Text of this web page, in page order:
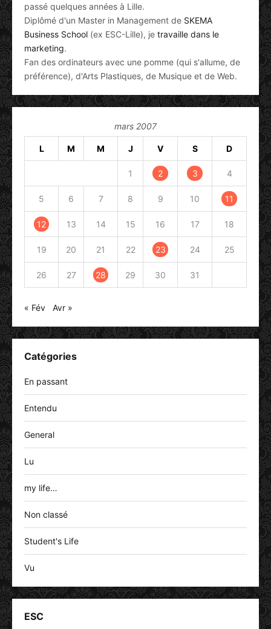
passé quelques années à Lille.
Diplômé d'un Master in Management de SKEMA
Business School (ex ESC-Lille), je travaille dans le
marketing.
Fan des ordinateurs avec une pomme (qui s'allume, de
préférence), d'Arts Plastiques, de Musique et de Web.
mars 2007
L M M J V S D
1 2 3 4
5 6 7 8 9 10 11
12 13 14 15 16 17 18
19 20 21 22 23 24 25
26 27 28 29 30 31
« Fév Avr »
Catégories
En passant
Entendu
General
Lu
my life…
Non classé
Student's Life
Vu
ESC